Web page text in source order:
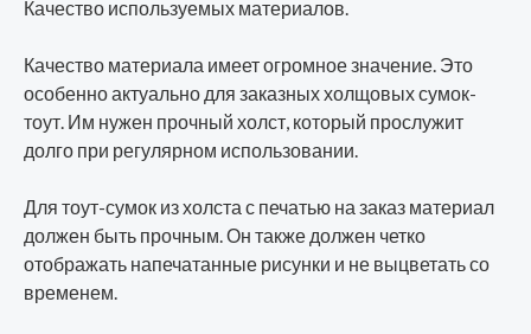
Качество используемых материалов.
Качество материала имеет огромное значение. Это
особенно актуально для заказных холщовых сумок-
тоут. Им нужен прочный холст, который прослужит
долго при регулярном использовании.
Для тоут-сумок из холста с печатью на заказ материал
должен быть прочным. Он также должен четко
отображать напечатанные рисунки и не выцветать со
временем.